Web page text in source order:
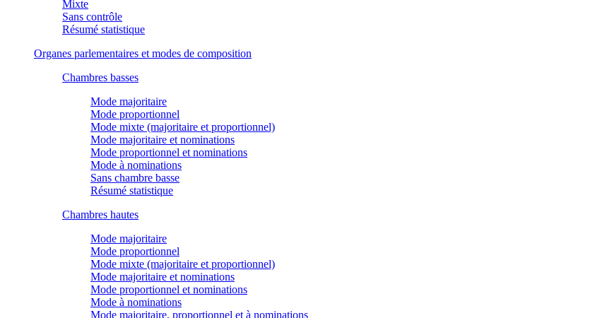
Mixte
Sans contrôle
Résumé statistique
Organes parlementaires et modes de composition
Chambres basses
Mode majoritaire
Mode proportionnel
Mode mixte (majoritaire et proportionnel)
Mode majoritaire et nominations
Mode proportionnel et nominations
Mode à nominations
Sans chambre basse
Résumé statistique
Chambres hautes
Mode majoritaire
Mode proportionnel
Mode mixte (majoritaire et proportionnel)
Mode majoritaire et nominations
Mode proportionnel et nominations
Mode à nominations
Mode majoritaire, proportionnel et à nominations